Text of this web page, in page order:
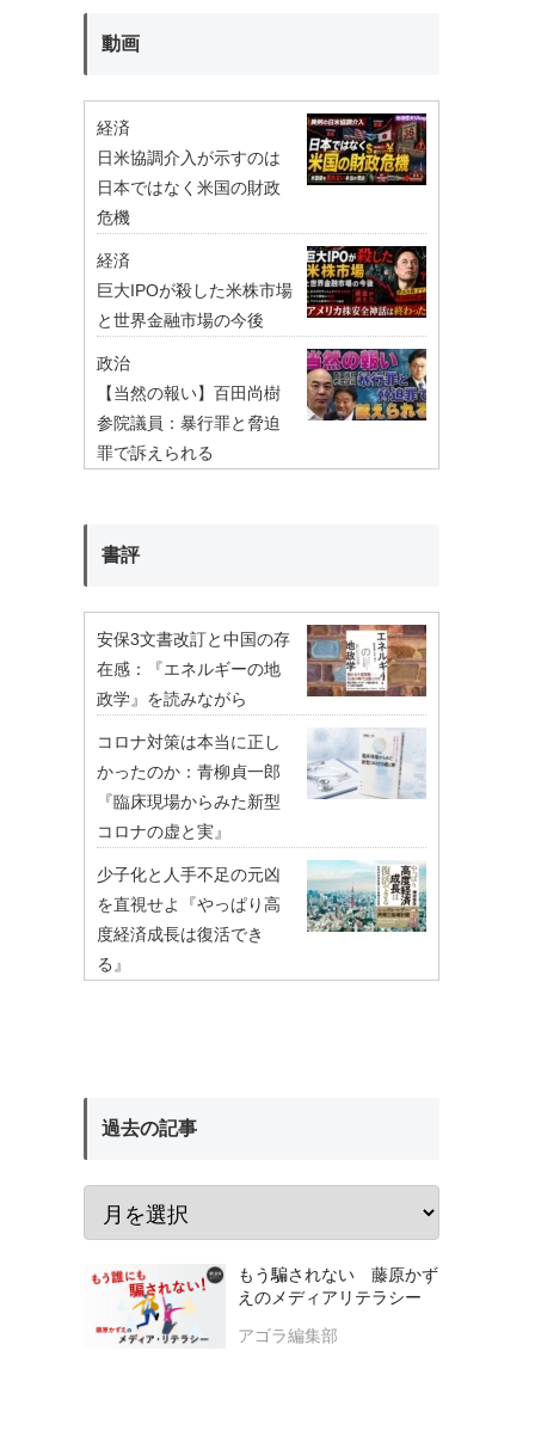
動画
経済
日米協調介入が示すのは
日本ではなく米国の財政
危機
経済
巨大IPOが殺した米株市場
と世界金融市場の今後
政治
【当然の報い】百田尚樹
参院議員：暴行罪と脅迫
罪で訴えられる
書評
安保3文書改訂と中国の存
在感：『エネルギーの地
政学』を読みながら
コロナ対策は本当に正し
かったのか：青柳貞一郎
『臨床現場からみた新型
コロナの虚と実』
少子化と人手不足の元凶
を直視せよ『やっぱり高
度経済成長は復活でき
る』
過去の記事
もう騙されない 藤原かず
えのメディアリテラシー
アゴラ編集部